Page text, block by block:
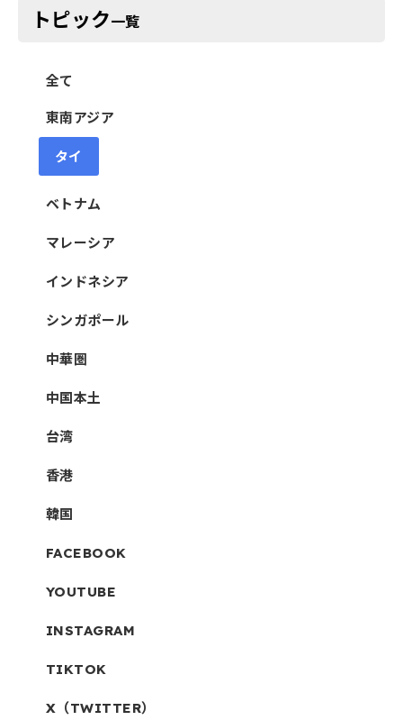
トピック一覧
全て
東南アジア
ベトナム
タイ
インドネシア
マレーシア
YOUTUBE
中華圏
TIKTOK
INSTAGRAM
FACEBOOK
台湾
中国本土
シンガポール
香港
韓国
X（TWITTER）